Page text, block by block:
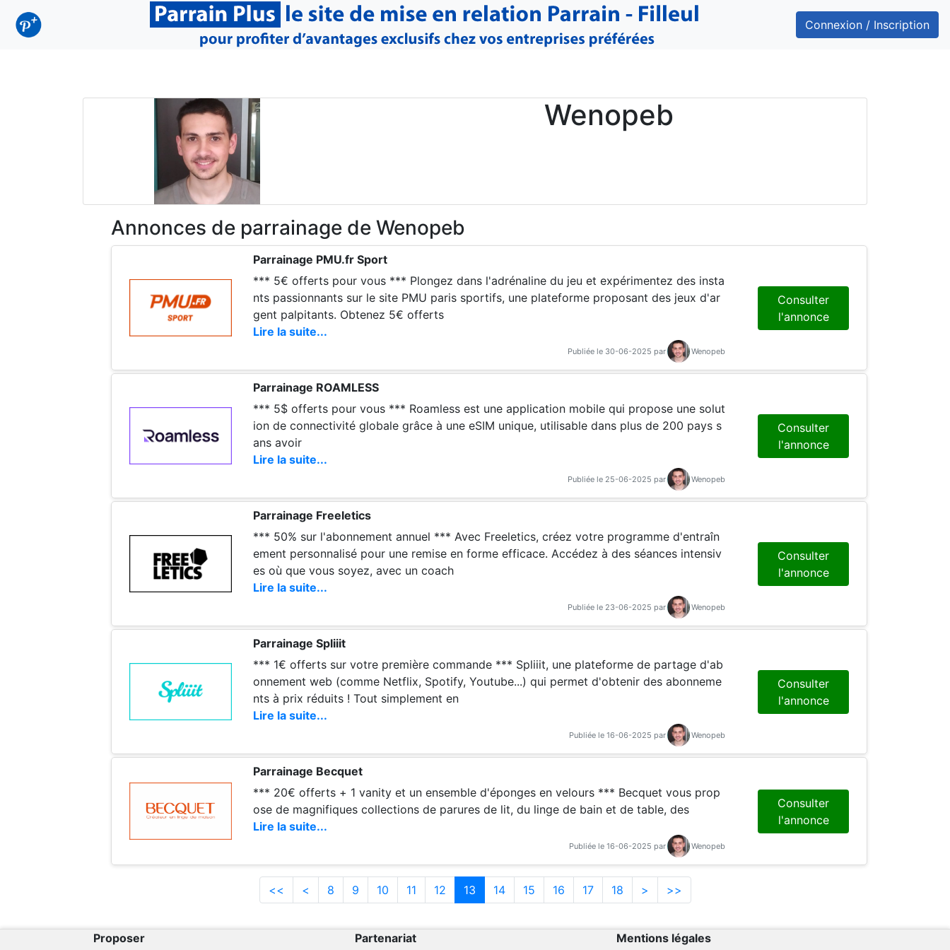
Connexion / Inscription
Wenopeb
Annonces de parrainage de Wenopeb
Parrainage PMU.fr Sport
*** 5€ offerts pour vous *** Plongez dans l'adrénaline du jeu et expérimentez des insta
nts passionnants sur le site PMU paris sportifs, une plateforme proposant des jeux d'ar
gent palpitants. Obtenez 5€ offerts
Lire la suite...
Publiée le 30-06-2025 par Wenopeb
Consulter
l'annonce
Parrainage ROAMLESS
*** 5$ offerts pour vous *** Roamless est une application mobile qui propose une solut
ion de connectivité globale grâce à une eSIM unique, utilisable dans plus de 200 pays s
ans avoir
Lire la suite...
Publiée le 25-06-2025 par Wenopeb
Consulter
l'annonce
Parrainage Freeletics
*** 50% sur l'abonnement annuel *** Avec Freeletics, créez votre programme d'entraîn
ement personnalisé pour une remise en forme efficace. Accédez à des séances intensiv
es où que vous soyez, avec un coach
Lire la suite...
Publiée le 23-06-2025 par Wenopeb
Consulter
l'annonce
Parrainage Spliiit
*** 1€ offerts sur votre première commande *** Spliiit, une plateforme de partage d'ab
onnement web (comme Netflix, Spotify, Youtube...) qui permet d'obtenir des abonneme
nts à prix réduits ! Tout simplement en
Lire la suite...
Publiée le 16-06-2025 par Wenopeb
Consulter
l'annonce
Parrainage Becquet
*** 20€ offerts + 1 vanity et un ensemble d'éponges en velours *** Becquet vous prop
ose de magnifiques collections de parures de lit, du linge de bain et de table, des
Lire la suite...
Publiée le 16-06-2025 par Wenopeb
Consulter
l'annonce
<< < 8 9 10 11 12 13 14 15 16 17 18 > >>
Proposer Partenariat Mentions légales